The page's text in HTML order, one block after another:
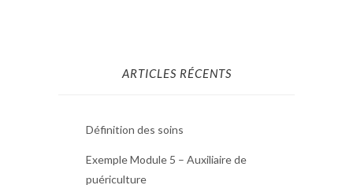
ARTICLES RÉCENTS
Définition des soins
Exemple Module 5 – Auxiliaire de
puériculture